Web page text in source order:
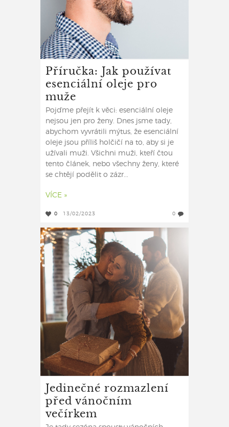
Příručka: Jak používat
esenciální oleje pro
muže
Pojďme přejít k věci: esenciální oleje
nejsou jen pro ženy. Dnes jsme tady,
abychom vyvrátili mýtus, že esenciální
oleje jsou příliš holčičí na to, aby si je
užívali muži. Všichni muži, kteří čtou
tento článek, nebo všechny ženy, které
se chtějí podělit o zázr...
VÍCE »
0 13/02/2023 0
Jedinečné rozmazlení
před vánočním
večírkem